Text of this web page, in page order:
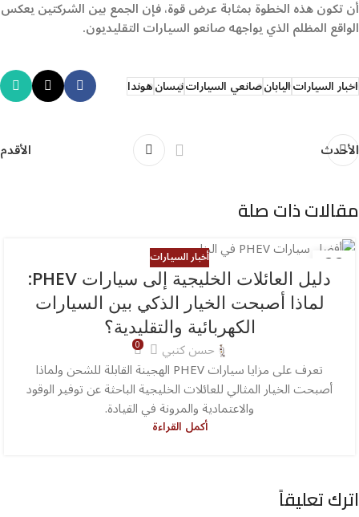
أن تكون هذه الخطوة بمثابة عرض قوة، فإن الجمع بين الشركتين يعكس
الواقع المظلم الذي يواجهه صانعو السيارات التقليديون.
اخبار السياراتاليابانصانعي السياراتنيسانهوندا
الأحدث الأقدم
مقالات ذات صلة
22
يونيو
أخبار السيارات
دليل العائلات الخليجية إلى سيارات PHEV:
لماذا أصبحت الخيار الذكي بين السيارات
الكهربائية والتقليدية؟
حسن كتبي 0
تعرف على مزايا سيارات PHEV الهجينة القابلة للشحن ولماذا
أصبحت الخيار المثالي للعائلات الخليجية الباحثة عن توفير الوقود
والاعتمادية والمرونة في القيادة.
أكمل القراءة
اترك تعليقاً